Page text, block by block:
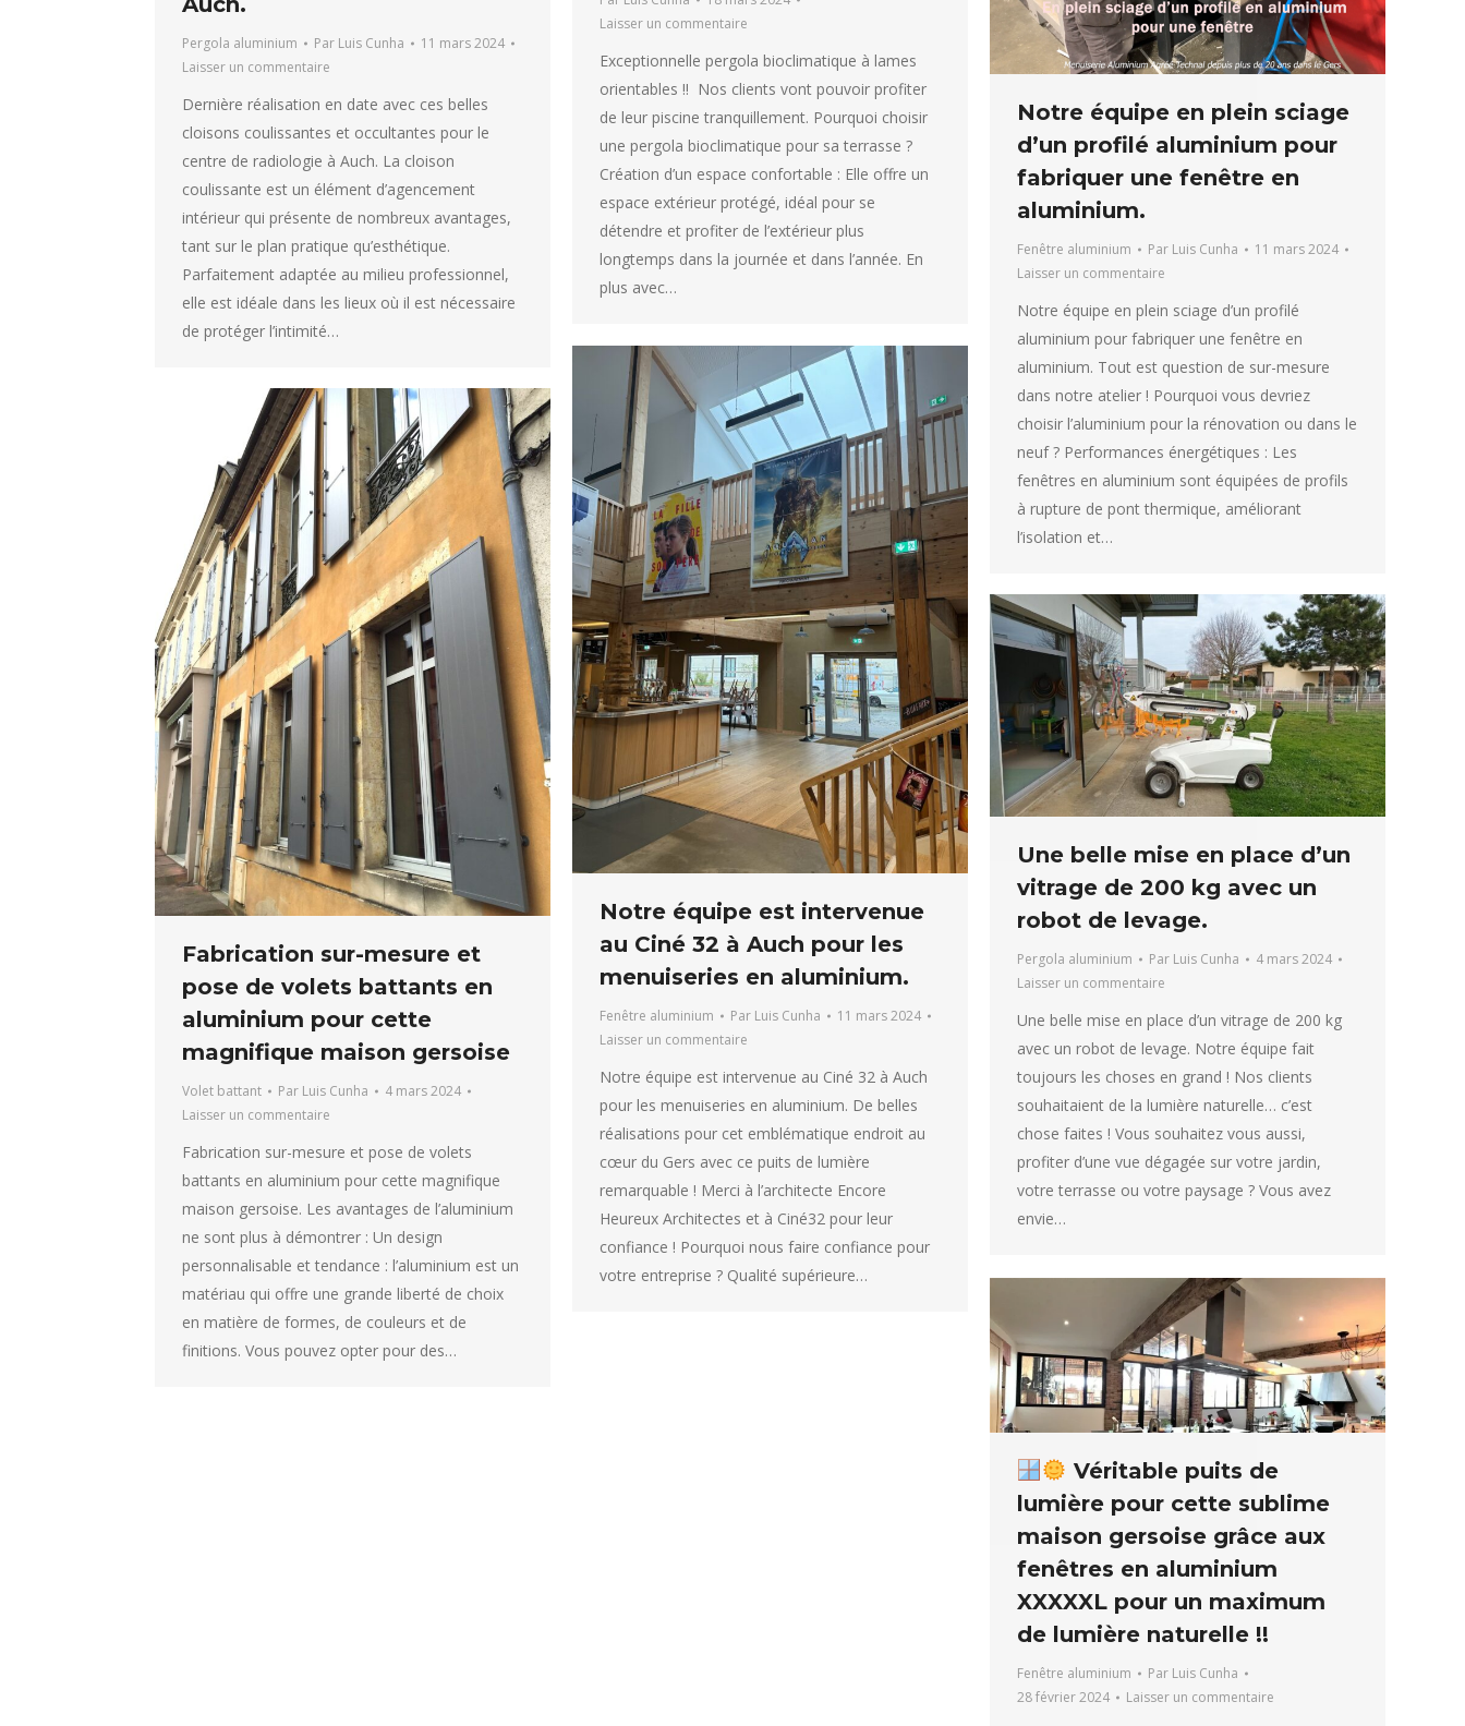
Laisser un commentaire
Exceptionnelle pergola bioclimatique à lames
orientables !! Nos clients vont pouvoir profiter
de leur piscine tranquillement. Pourquoi choisir
une pergola bioclimatique pour sa terrasse ?
Création d’un espace confortable : Elle offre un
espace extérieur protégé, idéal pour se
détendre et profiter de l’extérieur plus
longtemps dans la journée et dans l’année. En
plus avec…
Pergola aluminium Par Luis Cunha
11 mars 2024
Laisser un commentaire
Dernière réalisation en date avec ces belles
cloisons coulissantes et occultantes pour le
centre de radiologie à Auch. La cloison
coulissante est un élément d’agencement
intérieur qui présente de nombreux avantages,
tant sur le plan pratique qu’esthétique.
Parfaitement adaptée au milieu professionnel,
elle est idéale dans les lieux où il est nécessaire
de protéger l’intimité…
Notre équipe en plein sciage
d’un profilé aluminium pour
fabriquer une fenêtre en
aluminium.
Fenêtre aluminium Par Luis Cunha
11 mars 2024
Laisser un commentaire
Notre équipe en plein sciage d’un profilé
aluminium pour fabriquer une fenêtre en
aluminium. Tout est question de sur-mesure
dans notre atelier ! Pourquoi vous devriez
choisir l’aluminium pour la rénovation ou dans le
neuf ? Performances énergétiques : Les
fenêtres en aluminium sont équipées de profils
à rupture de pont thermique, améliorant
l’isolation et…
Notre équipe est intervenue
au Ciné 32 à Auch pour les
menuiseries en aluminium.
Fenêtre aluminium Par Luis Cunha
11 mars 2024
Laisser un commentaire
Notre équipe est intervenue au Ciné 32 à Auch
pour les menuiseries en aluminium. De belles
réalisations pour cet emblématique endroit au
cœur du Gers avec ce puits de lumière
remarquable ! Merci à l’architecte Encore
Heureux Architectes et à Ciné32 pour leur
confiance ! Pourquoi nous faire confiance pour
votre entreprise ? Qualité supérieure…
Fabrication sur-mesure et
pose de volets battants en
aluminium pour cette
magnifique maison gersoise
Volet battant Par Luis Cunha
4 mars 2024
Laisser un commentaire
Fabrication sur-mesure et pose de volets
battants en aluminium pour cette magnifique
maison gersoise. Les avantages de l’aluminium
ne sont plus à démontrer : Un design
personnalisable et tendance : l’aluminium est un
matériau qui offre une grande liberté de choix
en matière de formes, de couleurs et de
finitions. Vous pouvez opter pour des…
Une belle mise en place d’un
vitrage de 200 kg avec un
robot de levage.
Pergola aluminium Par Luis Cunha
4 mars 2024
Laisser un commentaire
Une belle mise en place d’un vitrage de 200 kg
avec un robot de levage. Notre équipe fait
toujours les choses en grand ! Nos clients
souhaitaient de la lumière naturelle… c’est
chose faites ! Vous souhaitez vous aussi,
profiter d’une vue dégagée sur votre jardin,
votre terrasse ou votre paysage ? Vous avez
envie…
Véritable puits de
lumière pour cette sublime
maison gersoise grâce aux
fenêtres en aluminium
XXXXXL pour un maximum
de lumière naturelle !!
Fenêtre aluminium Par Luis Cunha
28 février 2024
Laisser un commentaire